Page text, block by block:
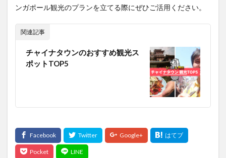
ンガポール観光のプランを立てる際にぜひご活用ください。
関連記事
チャイナタウンのおすすめ観光ス
ポットTOP5